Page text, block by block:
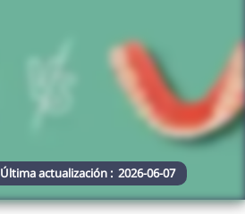
Última actualización : 2026-06-07